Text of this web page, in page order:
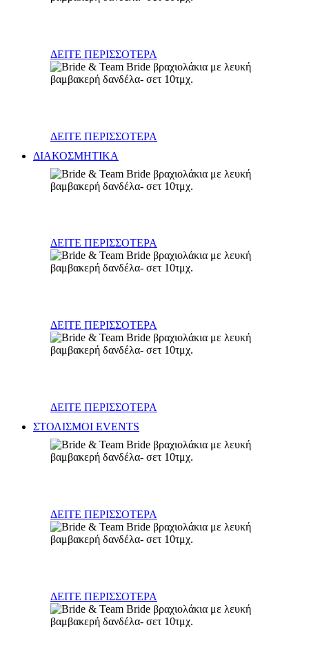
ΔΕΙΤΕ ΠΕΡΙΣΣΟΤΕΡΑ
ΔΕΙΤΕ ΠΕΡΙΣΣΟΤΕΡΑ
ΔΙΑΚΟΣΜΗΤΙΚΑ
ΔΕΙΤΕ ΠΕΡΙΣΣΟΤΕΡΑ
ΔΕΙΤΕ ΠΕΡΙΣΣΟΤΕΡΑ
ΔΕΙΤΕ ΠΕΡΙΣΣΟΤΕΡΑ
ΣΤΟΛΙΣΜΟΙ EVENTS
ΔΕΙΤΕ ΠΕΡΙΣΣΟΤΕΡΑ
ΔΕΙΤΕ ΠΕΡΙΣΣΟΤΕΡΑ